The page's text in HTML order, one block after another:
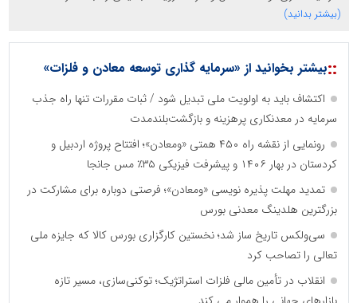
سازمان صنعت،معدن و تجارت
آهن و فولاد غدیر ایرانیان
تامین آهن اسفنجی تولیدکنندگان فولاد در کشور
مریم حاج نوروز نظری
(بیشتر بدانید)
::بیشتر بخوانید از «سرمایه گذاری توسعه معادن و فلزات»
اکتشاف باید به اولویت ملی تبدیل شود / ثبات مقررات تنها راه جذب
سرمایه در معدنکاری پرهزینه و بازگشت‌بلندمدت
رونمایی از نقشه راه ۴۵۰ همتی «ومعادن»؛ افتتاح پروژه اردبیل و
کردستان در بهار ۱۴۰۶ و پیشرفت فیزیکی ۳۵٪ مس جانجا
تمدید مهلت پذیره نویسی «ومعادن»؛ فرصتی دوباره برای مشارکت در
بزرگترین هلدینگ معدنی بورس
سی‌ولکس تاریخ ساز شد؛ نخستین کارگزاری بورس کالا که جایزه ملی
تعالی را تصاحب کرد
انقلاب در تأمین مالی فلزات استراتژیک؛ توکنی‌سازی، مسیر تازه